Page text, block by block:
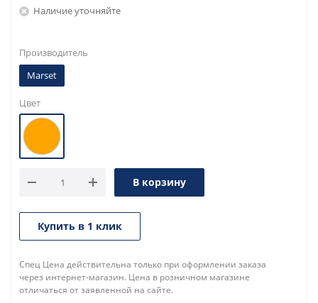
Наличие уточняйте
Производитель
Marset
Цвет
В корзину
Купить в 1 клик
Спец Цена действительна только при оформлении заказа
через интернет-магазин. Цена в розничном магазине
отличаться от заявленной на сайте.